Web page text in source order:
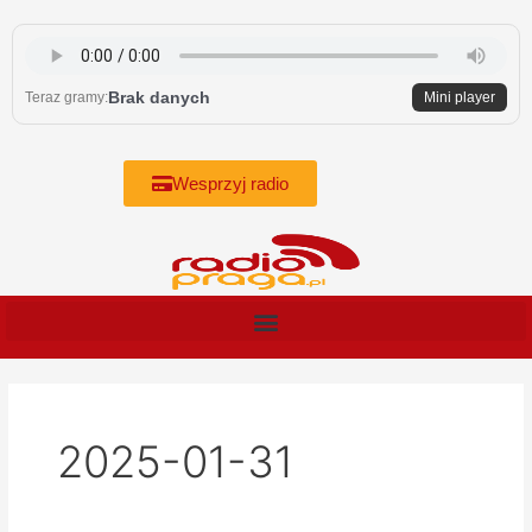
content
Teraz gramy:Brak danych Mini player
Wesprzyj radio
2025-01-31